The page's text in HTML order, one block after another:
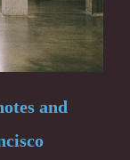
and